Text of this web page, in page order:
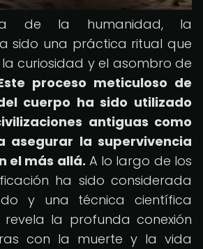
de la humanidad, la
sido una práctica ritual que
curiosidad y el asombro de
proceso meticuloso de
cuerpo ha sido utilizado
antiguas como
asegurar la supervivencia
el más allá. A lo largo de los
ha sido considerada
y una técnica científica
la profunda conexión
con la muerte y la vida